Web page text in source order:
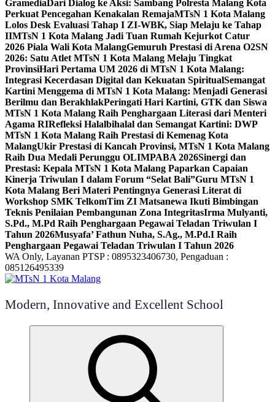
GramediaDari Dialog ke Aksi: Sambang Polresta Malang Kota
Perkuat Pencegahan Kenakalan RemajaMTsN 1 Kota Malang
Lolos Desk Evaluasi Tahap I ZI-WBK, Siap Melaju ke Tahap
IIMTsN 1 Kota Malang Jadi Tuan Rumah Kejurkot Catur
2026 Piala Wali Kota MalangGemuruh Prestasi di Arena O2SN
2026: Satu Atlet MTsN 1 Kota Malang Melaju Tingkat
ProvinsiHari Pertama UM 2026 di MTsN 1 Kota Malang:
Integrasi Kecerdasan Digital dan Kekuatan SpiritualSemangat
Kartini Menggema di MTsN 1 Kota Malang: Menjadi Generasi
Berilmu dan BerakhlakPeringati Hari Kartini, GTK dan Siswa
MTsN 1 Kota Malang Raih Penghargaan Literasi dari Menteri
Agama RIRefleksi Halalbihalal dan Semangat Kartini: DWP
MTsN 1 Kota Malang Raih Prestasi di Kemenag Kota
MalangUkir Prestasi di Kancah Provinsi, MTsN 1 Kota Malang
Raih Dua Medali Perunggu OLIMPABA 2026Sinergi dan
Prestasi: Kepala MTsN 1 Kota Malang Paparkan Capaian
Kinerja Triwulan I dalam Forum “Selat Bali”Guru MTsN 1
Kota Malang Beri Materi Pentingnya Generasi Literat di
Workshop SMK TelkomTim ZI Matsanewa Ikuti Bimbingan
Teknis Penilaian Pembangunan Zona IntegritasIrma Mulyanti,
S.Pd., M.Pd Raih Penghargaan Pegawai Teladan Triwulan I
Tahun 2026Musyafa’ Fathun Nuha, S.Ag., M.Pd.I Raih
Penghargaan Pegawai Teladan Triwulan I Tahun 2026
WA Only, Layanan PTSP : 0895323406730, Pengaduan :
085126495339
Modern, Innovative and Excellent School